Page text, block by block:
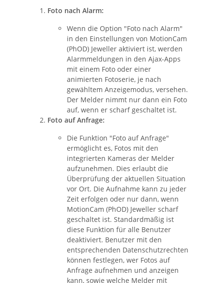
Foto nach Alarm:
Wenn die Option "Foto nach Alarm"
in den Einstellungen von MotionCam
(PhOD) Jeweller aktiviert ist, werden
Alarmmeldungen in den Ajax-Apps
mit einem Foto oder einer
animierten Fotoserie, je nach
gewähltem Anzeigemodus, versehen.
Der Melder nimmt nur dann ein Foto
auf, wenn er scharf geschaltet ist.
Foto auf Anfrage:
Die Funktion "Foto auf Anfrage"
ermöglicht es, Fotos mit den
integrierten Kameras der Melder
aufzunehmen. Dies erlaubt die
Überprüfung der aktuellen Situation
vor Ort. Die Aufnahme kann zu jeder
Zeit erfolgen oder nur dann, wenn
MotionCam (PhOD) Jeweller scharf
geschaltet ist. Standardmäßig ist
diese Funktion für alle Benutzer
deaktiviert. Benutzer mit den
entsprechenden Datenschutzrechten
können festlegen, wer Fotos auf
Anfrage aufnehmen und anzeigen
kann, sowie welche Melder mit